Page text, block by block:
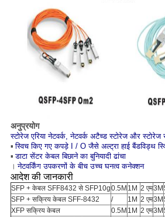
अनुप्रयोग
स्टोरेज एरिया नेटवर्क, नेटवर्क अटैच्ड स्टोरेज और स्टोरेज
▪ स्विच किए गए कपड़े I / O जैसे अल्ट्रा हाई बैंडविड्थ
▪ डाटा सेंटर केबल बिछाने का बुनियादी ढांचा
। नेटवर्किंग उपकरणों के बीच उच्च घनत्व कनेक्शन
आदेश की जानकारी
SFP + केबल SFF8432 से SFP10g0.5M 1M 2 एम3M
SFP + सक्रिय केबल SFF-8432
/ 1M 2 एम3M
XFP सक्रिय केबल
0.5M 1M 2 एम3M